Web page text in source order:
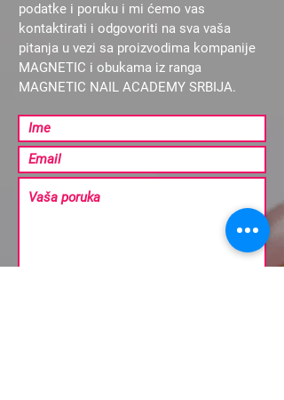
podatke i poruku i mi ćemo vas
kontaktirati i odgovoriti na sva vaša
pitanja u vezi sa proizvodima kompanije
MAGNETIC i obukama iz ranga
MAGNETIC NAIL ACADEMY SRBIJA.